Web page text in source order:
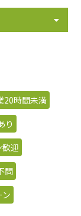
20時間未満
り
歓迎
問
ン